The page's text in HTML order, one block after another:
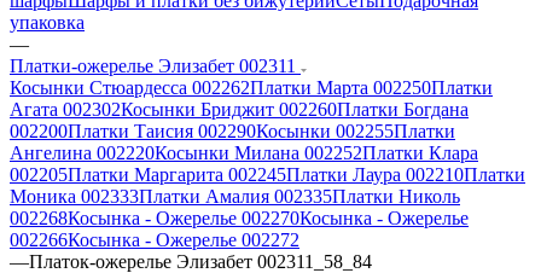
упаковка
—
Платки-ожерелье Элизабет 002311
Косынки Стюардесса 002262Платки Марта 002250Платки
Агата 002302Косынки Бриджит 002260Платки Богдана
002200Платки Таисия 002290Косынки 002255Платки
Ангелина 002220Косынки Милана 002252Платки Клара
002205Платки Маргарита 002245Платки Лаура 002210Платки
Моника 002333Платки Амалия 002335Платки Николь
002268Косынка - Ожерелье 002270Косынка - Ожерелье
002266Косынка - Ожерелье 002272
—Платок-ожерелье Элизабет 002311_58_84